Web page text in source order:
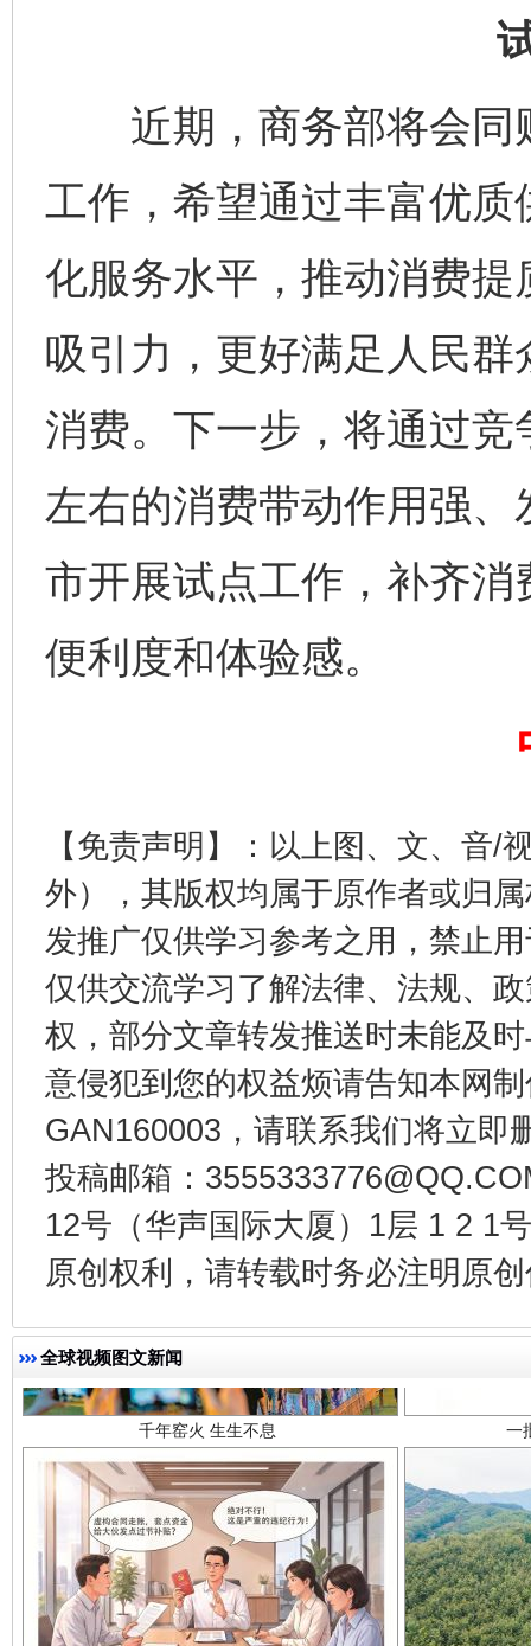
近期，商务部将会同
工作，希望通过丰富优
化服务水平，推动消费
吸引力，更好满足人民
消费。下一步，将通过
左右的消费带动作用强
市开展试点工作，补齐
便利度和体验感。
【免责声明】：以上图、文、音/
外），其版权均属于原作者或归
发推广仅供学习参考之用，禁止
仅供交流学习了解法律、法规、
权，部分文章转发推送时未能及
意侵犯到您的权益烦请告知本网
GAN160003，请联系我们将立即
投稿邮箱：
12号（华声国际大厦）1层 1 2 1
原创权利，请转载时务必注明原
全球视频图文新闻
完善运行机制助力责任有效落实
公平竞争审查“十大案例”出炉！
东山县通报“牛蛙产品抗生素超标问题” 法
千年窑火 生生不息 一
揭开“小金库”的免责幌子